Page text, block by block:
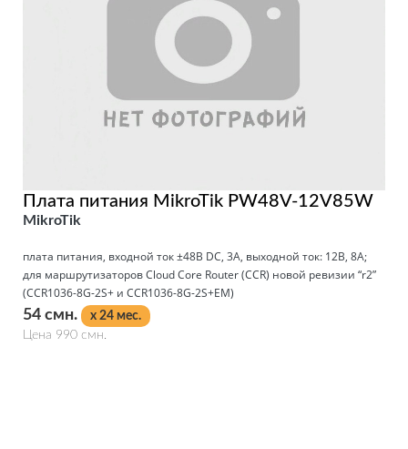
Плата питания MikroTik PW48V-12V85W
MikroTik
плата питания, входной ток ±48В DC, 3А, выходной ток: 12В, 8А;
для маршрутизаторов Cloud Core Router (CCR) новой ревизии “r2”
(CCR1036-8G-2S+ и CCR1036-8G-2S+EM)
54 смн.
x 24 мес.
Цена 990 смн.